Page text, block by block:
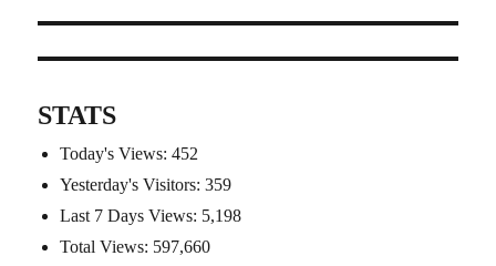
STATS
Today's Views:452
Yesterday's Visitors:359
Last 7 Days Views: 5,198
Total Views: 597,660